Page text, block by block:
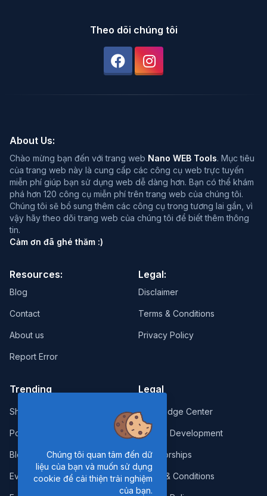
Theo dõi chúng tôi
About Us:
Chào mừng bạn đến với trang web Nano WEB Tools. Mục tiêu
của trang web này là cung cấp các công cụ web trực tuyến
miễn phí giúp bạn sử dụng web dễ dàng hơn. Bạn có thể khám
phá hơn 120 công cụ miễn phí trên trang web của chúng tôi.
Chúng tôi sẽ bổ sung thêm các công cụ trong tương lai gần, vì
vậy hãy theo dõi trang web của chúng tôi để biết thêm thông
tin.
Cảm ơn đã ghé thăm :)
Resources:
Blog
Contact
About us
Report Error
Legal:
Disclaimer
Terms & Conditions
Privacy Policy
Trending
Shop
Portfolio
Blog
Events
Legal
Knowledge Center
Custom Development
Sponsorships
Terms & Conditions
Chúng tôi quan tâm đến dữ
liệu của bạn và muốn sử dụng
cookie để cải thiện trải nghiệm
của bạn.